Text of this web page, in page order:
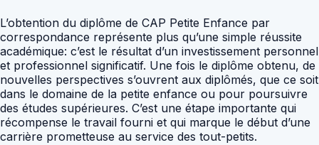
L’obtention du diplôme de CAP Petite Enfance par
correspondance représente plus qu’une simple réussite
académique: c’est le résultat d’un investissement personnel
et professionnel significatif. Une fois le diplôme obtenu, de
nouvelles perspectives s’ouvrent aux diplômés, que ce soit
dans le domaine de la petite enfance ou pour poursuivre
des études supérieures. C’est une étape importante qui
récompense le travail fourni et qui marque le début d’une
carrière prometteuse au service des tout-petits.